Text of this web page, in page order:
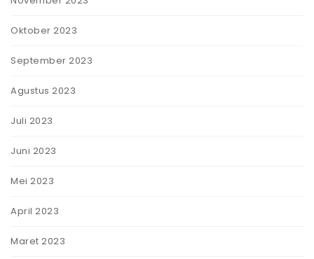
Oktober 2023
September 2023
Agustus 2023
Juli 2023
Juni 2023
Mei 2023
April 2023
Maret 2023